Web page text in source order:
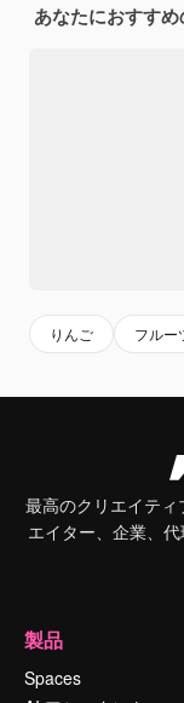
あなたにおすす
りんご フルー
最高のクリエイテ
エイター、企業、
製品
Spaces